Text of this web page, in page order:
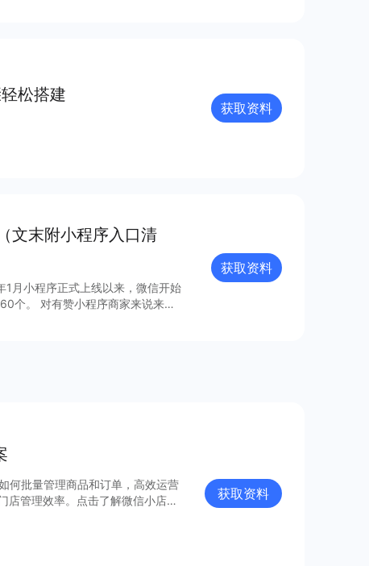
松搭建
获取资料
文末附小程序入口清
月小程序正式上线以来，微信开始
个。 对有赞小程序商家来说来
获取资料
何批量管理商品和订单，高效运营
店管理效率。点击了解微信小店批
获取资料